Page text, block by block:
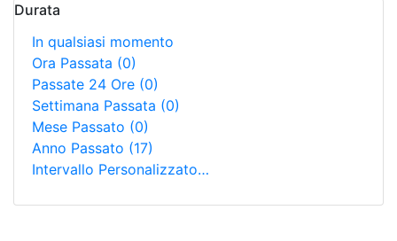
Durata
In qualsiasi momento
Ora Passata (0)
Passate 24 Ore (0)
Settimana Passata (0)
Mese Passato (0)
Anno Passato (17)
Intervallo Personalizzato…